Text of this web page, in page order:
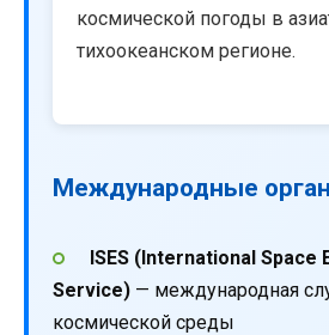
космической погоды в
тихоокеанском регионе.
Международные
ISES (International Space
Service) — международная
космической среды